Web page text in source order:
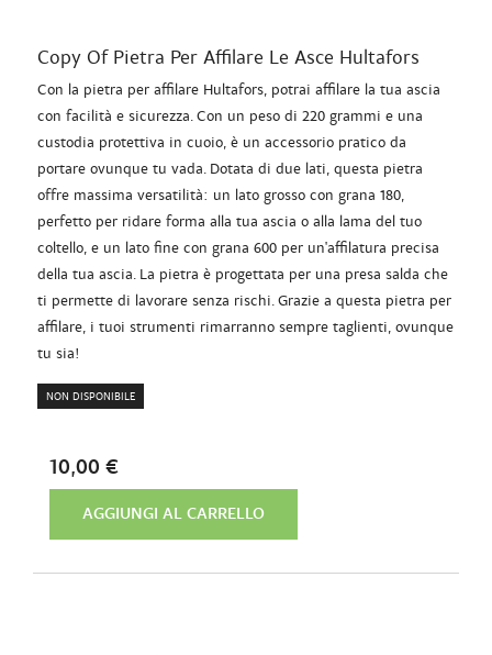
Copy Of Pietra Per Affilare Le Asce Hultafors
Con la pietra per affilare Hultafors, potrai affilare la tua ascia
con facilità e sicurezza. Con un peso di 220 grammi e una
custodia protettiva in cuoio, è un accessorio pratico da
portare ovunque tu vada. Dotata di due lati, questa pietra
offre massima versatilità: un lato grosso con grana 180,
perfetto per ridare forma alla tua ascia o alla lama del tuo
coltello, e un lato fine con grana 600 per un'affilatura precisa
della tua ascia. La pietra è progettata per una presa salda che
ti permette di lavorare senza rischi. Grazie a questa pietra per
affilare, i tuoi strumenti rimarranno sempre taglienti, ovunque
tu sia!
NON DISPONIBILE
10,00 €
AGGIUNGI AL CARRELLO